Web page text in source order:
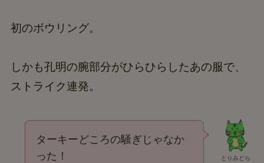
初のボウリング。
しかも孔明の腕部分がひらひらしたあの服で、
ストライク連発。
とりみどら
ターキーどころの騒ぎじゃなか
った！